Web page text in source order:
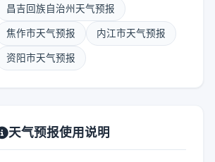
昌吉回族自治州天气预报
焦作市天气预报 内江市天气预报
资阳市天气预报
天气预报使用说明